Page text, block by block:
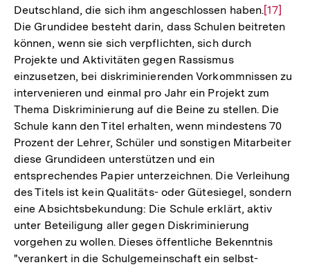
Deutschland, die sich ihm angeschlossen haben.Zur
[17]
Die Grundidee besteht darin, dass Schulen beitreten
können, wenn sie sich verpflichten, sich durch
Projekte und Aktivitäten gegen Rassismus
einzusetzen, bei diskriminierenden Vorkommnissen zu
intervenieren und einmal pro Jahr ein Projekt zum
Thema Diskriminierung auf die Beine zu stellen. Die
Schule kann den Titel erhalten, wenn mindestens 70
Prozent der Lehrer, Schüler und sonstigen Mitarbeiter
diese Grundideen unterstützen und ein
entsprechendes Papier unterzeichnen. Die Verleihung
des Titels ist kein Qualitäts- oder Gütesiegel, sondern
eine Absichtsbekundung: Die Schule erklärt, aktiv
unter Beteiligung aller gegen Diskriminierung
vorgehen zu wollen. Dieses öffentliche Bekenntnis
"verankert in die Schulgemeinschaft ein selbst-